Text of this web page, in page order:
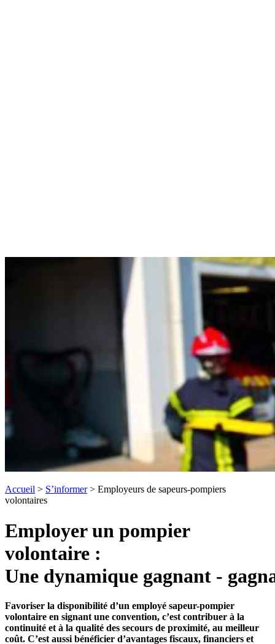
Accueil > S’informer> Employeurs de sapeurs-pompiers
volontaires
Employer un pompier
volontaire :
Une dynamique gagnant -
Favoriser la disponibilité d’un employé sapeur-pompier
volontaire en signant une convention, c’est contribuer à la
continuité et à la qualité des secours de proximité, au meilleur
coût. C’est aussi bénéficier d’avantages fiscaux, financiers et